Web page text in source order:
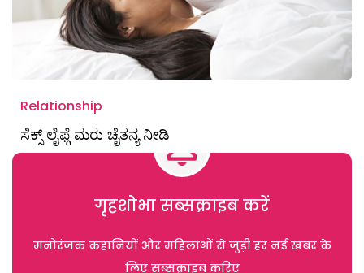
Relationship
ಸೆಕ್ಸ್ ಲೈಫ್ಗೆ ಮರು ಚೈತನ್ಯ ನೀಡಿ
गृहशोभा सब्सक्राइब करें
मनोरंजक कहानियों और महिलाओं से जुड़ी हर नई खबर के
लिए सब्सक्राइब करिए